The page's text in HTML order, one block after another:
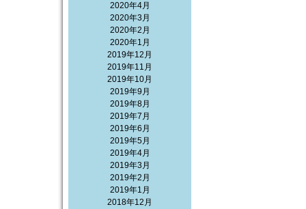
2020年4月
2020年3月
2020年2月
2020年1月
2019年12月
2019年11月
2019年10月
2019年9月
2019年8月
2019年7月
2019年6月
2019年5月
2019年4月
2019年3月
2019年2月
2019年1月
2018年12月